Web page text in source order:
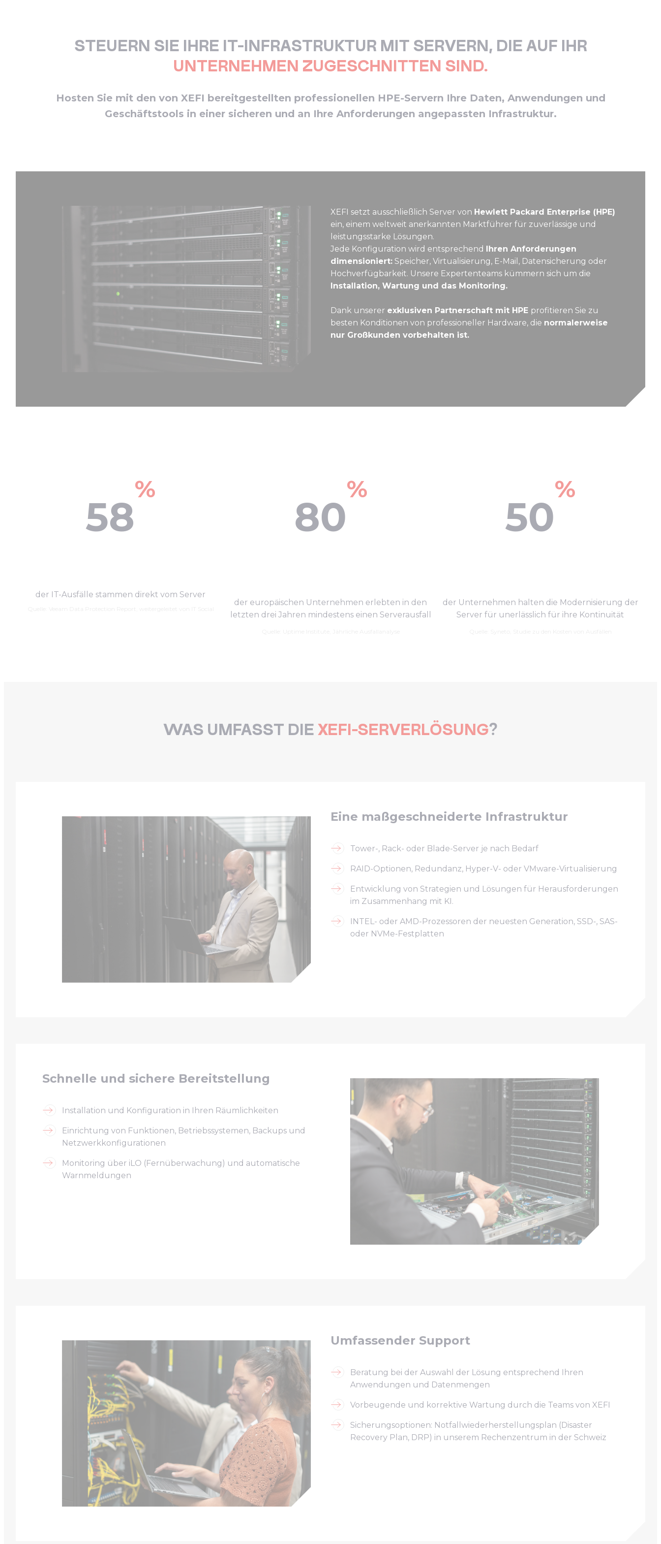
STEUERN SIE IHRE IT-INFRASTRUKTUR MIT SERVERN, DIE AUF IHR
UNTERNEHMEN ZUGESCHNITTEN SIND.
Hosten Sie mit den von XEFI bereitgestellten professionellen HPE-Servern Ihre Daten, Anwendungen und
Geschäftstools in einer sicheren und an Ihre Anforderungen angepassten Infrastruktur.
XEFI setzt ausschließlich Server von Hewlett Packard Enterprise (HPE)
ein, einem weltweit anerkannten Marktführer für zuverlässige und
leistungsstarke Lösungen.
Jede Konfiguration wird entsprechend Ihren Anforderungen
dimensioniert: Speicher, Virtualisierung, E-Mail, Datensicherung oder
Hochverfügbarkeit. Unsere Expertenteams kümmern sich um die
Installation, Wartung und das Monitoring.
Dank unserer exklusiven Partnerschaft mit HPE profitieren Sie zu
besten Konditionen von professioneller Hardware, die normalerweise
nur Großkunden vorbehalten ist.
58
%
der IT-Ausfälle stammen direkt vom Server
80
%
der europäischen Unternehmen erlebten in den
letzten drei Jahren mindestens einen Serverausfall
50
%
der Unternehmen halten die Modernisierung der
Server für unerlässlich für ihre Kontinuität
WAS UMFASST DIEXEFI-SERVERLÖSUNG?
Eine maßgeschneiderte Infrastruktur
Tower-, Rack- oder Blade-Server je nach Bedarf
RAID-Optionen, Redundanz, Hyper-V- oder VMware-Virtualisierung
Entwicklung von Strategien und Lösungen für Herausforderungen
im Zusammenhang mit KI.
INTEL- oder AMD-Prozessoren der neuesten Generation, SSD-, SAS-
oder NVMe-Festplatten
Schnelle und sichere Bereitstellung
Installation und Konfiguration in Ihren Räumlichkeiten
Einrichtung von Funktionen, Betriebssystemen, Backups und
Netzwerkkonfigurationen
Monitoring über iLO (Fernüberwachung) und automatische
Warnmeldungen
Umfassender Support
Beratung bei der Auswahl der Lösung entsprechend Ihren
Anwendungen und Datenmengen
Vorbeugende und korrektive Wartung durch die Teams von XEFI
Sicherungsoptionen: Notfallwiederherstellungsplan (Disaster
Recovery Plan, DRP) in unserem Rechenzentrum in der Schweiz